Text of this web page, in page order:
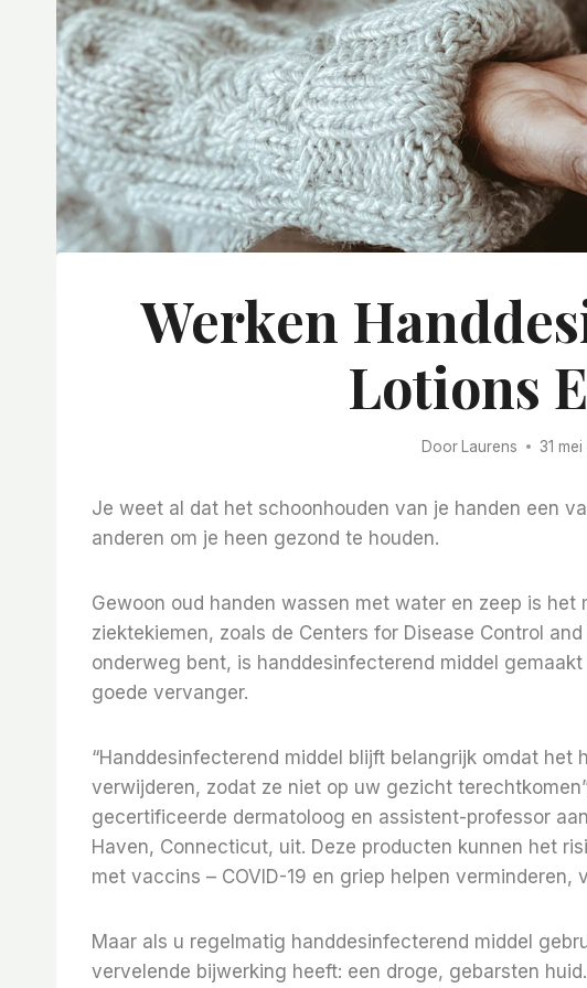
Werken
Lotions
Door Laurens 31
Je weet al dat het schoonhouden van je handen een
anderen om je heen gezond te houden.
Gewoon oud handen wassen met water en zeep is
ziektekiemen, zoals de Centers for Disease Control
onderweg bent, is handdesinfecterend middel
goede vervanger.
“Handdesinfecterend middel blijft belangrijk omdat het
verwijderen, zodat ze niet op uw gezicht
gecertificeerde dermatoloog en assistent-professor
Haven, Connecticut, uit. Deze producten kunnen het
met vaccins – COVID-19 en griep helpen verminderen,
Maar als u regelmatig handdesinfecterend middel
vervelende bijwerking heeft: een droge, gebarsten